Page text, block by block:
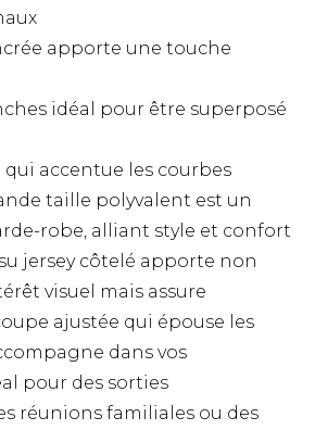
apporte une touche
idéal pour être superposé
accentue les courbes
taille polyvalent est un
robe, alliant style et confort
jersey côtelé apporte non
visuel mais assure
ajustée qui épouse les
dans vos
pour des sorties
réunions familiales ou des